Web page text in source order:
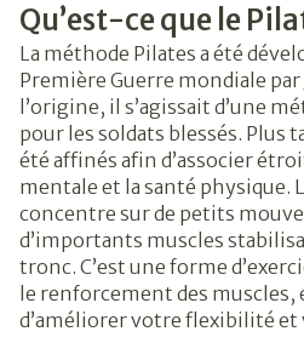
Qu’est-ce que le
La méthode Pilates a été
Première Guerre mondiale par
l’origine, il s’agissait d’une
pour les soldats blessés. Plus
été affinés afin d’associer
mentale et la santé physique.
concentre sur de petits
d’importants muscles
tronc. C’est une forme
le renforcement des muscles,
d’améliorer votre flexibilité